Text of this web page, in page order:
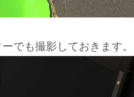
でも撮影しておきます。